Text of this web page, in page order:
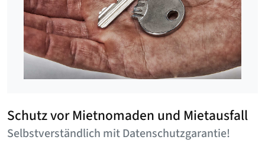
Schutz vor Mietnomaden und Mietausfall
Selbstverständlich mit Datenschutzgarantie!